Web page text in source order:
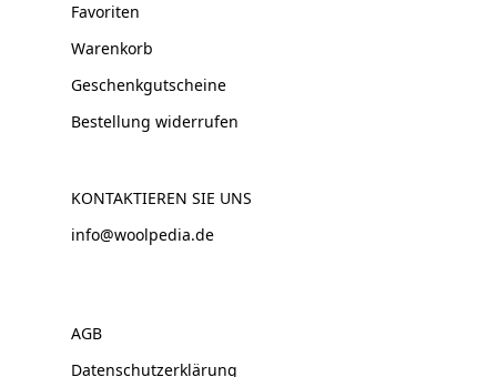
Favoriten
Warenkorb
Geschenkgutscheine
Bestellung widerrufen
KONTAKTIEREN SIE UNS
info@woolpedia.de
AGB
Datenschutzerklärung